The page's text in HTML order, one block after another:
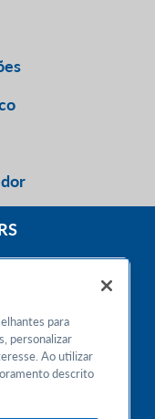
para
personalizar
Ao utilizar
descrito